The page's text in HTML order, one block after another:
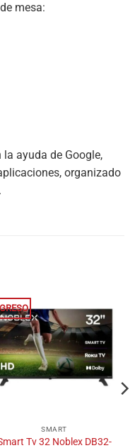
mesa:
ayuda de Google,
organizado
SMART
Tv 32 Noblex DB32-